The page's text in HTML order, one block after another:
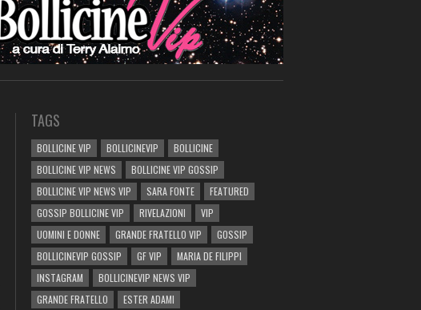
TAGS
BOLLICINE VIP BOLLICINEVIP
BOLLICINE
BOLLICINE VIP NEWS
BOLLICINE VIP GOSSIP
BOLLICINE VIP NEWS VIP
SARA FONTE
FEATURED
GOSSIP BOLLICINE VIP
RIVELAZIONI
VIP
UOMINI E DONNE
GRANDE FRATELLO VIP
GOSSIP
BOLLICINEVIP GOSSIP
GF VIP
MARIA DE FILIPPI
INSTAGRAM
BOLLICINEVIP NEWS VIP
GRANDE FRATELLO
ESTER ADAMI